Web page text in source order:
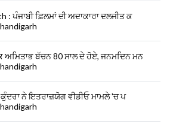
: ਪੰਜਾਬੀ ਫ਼ਿਲਮਾਂ ਦੀ ਅਦਾਕਾਰਾ ਦਲਜੀਤ ਕ
ਅਮਿਤਾਭ ਬੱਚਨ 80 ਸਾਲ ਦੇ ਹੋਏ, ਜਨਮਦਿਨ ਮਨ
ਨੇ ਇਤਰਾਜ਼ਯੋਗ ਵੀਡੀਓ ਮਾਮਲੇ 'ਚ ਪ